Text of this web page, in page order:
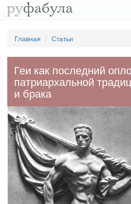
Главная Статьи
Геи как последний
патриархальной
и брака